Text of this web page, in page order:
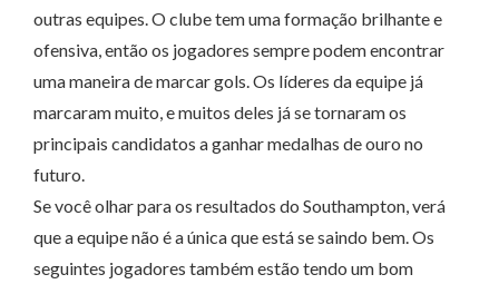
outras equipes. O clube tem uma formação brilhante e
ofensiva, então os jogadores sempre podem encontrar
uma maneira de marcar gols. Os líderes da equipe já
marcaram muito, e muitos deles já se tornaram os
principais candidatos a ganhar medalhas de ouro no
futuro.
Se você olhar para os resultados do Southampton, verá
que a equipe não é a única que está se saindo bem. Os
seguintes jogadores também estão tendo um bom